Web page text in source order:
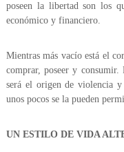
poseen la libertad son los
económico y financiero.
Mientras más vacío está el
comprar, poseer y
será el origen de violencia y
unos pocos se la pueden
UN ESTILO DE VIDA